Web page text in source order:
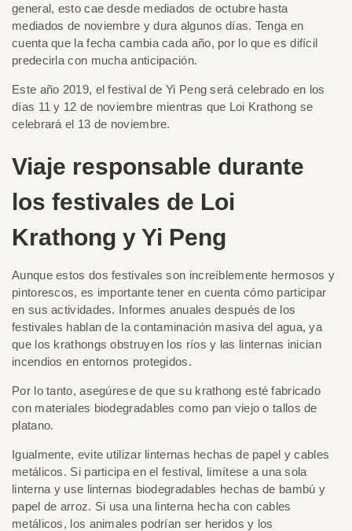
general, esto cae desde mediados de octubre hasta
mediados de noviembre y dura algunos días. Tenga en
cuenta que la fecha cambia cada año, por lo que es difícil
predecirla con mucha anticipación.
Este año 2019, el festival de Yi Peng será celebrado en los
días 11 y 12 de noviembre mientras que Loi Krathong se
celebrará el 13 de noviembre.
Viaje responsable durante
los festivales de Loi
Krathong y Yi Peng
Aunque estos dos festivales son increíblemente hermosos y
pintorescos, es importante tener en cuenta cómo participar
en sus actividades. Informes anuales después de los
festivales hablan de la contaminación masiva del agua, ya
que los krathongs obstruyen los ríos y las linternas inician
incendios en entornos protegidos.
Por lo tanto, asegúrese de que su krathong esté fabricado
con materiales biodegradables como pan viejo o tallos de
platano.
Igualmente, evite utilizar linternas hechas de papel y cables
metálicos. Si participa en el festival, limítese a una sola
linterna y use linternas biodegradables hechas de bambú y
papel de arroz. Si usa una linterna hecha con cables
metálicos, los animales podrían ser heridos y los